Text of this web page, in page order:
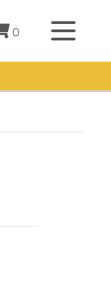
0